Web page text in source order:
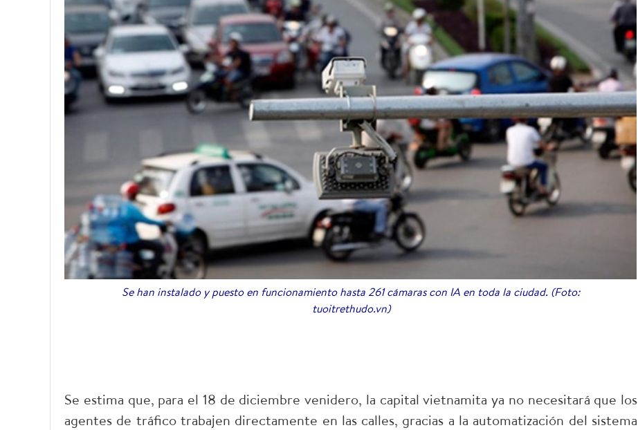
Se han instalado y puesto en funcionamiento hasta 261 cámaras con IA en toda la ciudad. (Foto:
tuoitrethudo.vn)
Se estima que, para el 18 de diciembre venidero, la capital vietnamita ya no necesitará que los
agentes de tráfico trabajen directamente en las calles, gracias a la automatización del sistema